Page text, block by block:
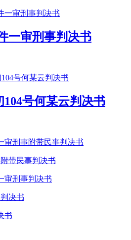
一审刑事判决书
104号何某云判决书
带民事判决书
决书